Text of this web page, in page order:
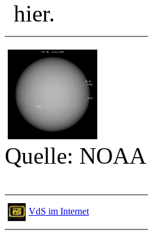
hier.
Quelle:
VdS im Internet